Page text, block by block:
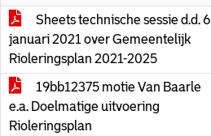
Sheets technische sessie d.d. 6
januari 2021 over Gemeentelijk
Rioleringsplan 2021-2025
19bb12375 motie Van Baarle
e.a. Doelmatige uitvoering
Rioleringsplan